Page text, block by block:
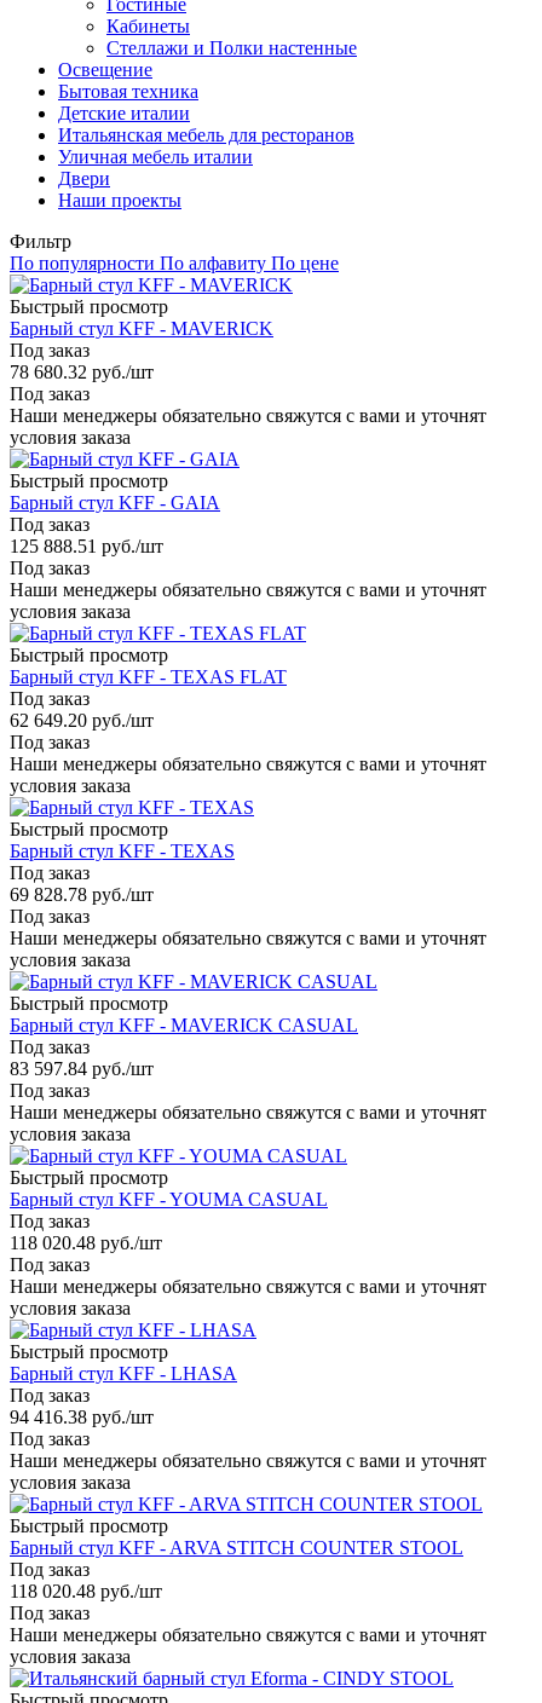
Кабинеты
Стеллажи и Полки настенные
Освещение
Бытовая техника
Детские италии
Итальянская мебель для ресторанов
Уличная мебель италии
Двери
Наши проекты
Фильтр
По популярности По алфавиту По цене
Быстрый просмотр
Барный стул KFF - MAVERICK
Под заказ
78 680.32 руб./шт
Под заказ
Наши менеджеры обязательно свяжутся с вами и уточнят
условия заказа
Быстрый просмотр
Барный стул KFF - GAIA
Под заказ
125 888.51 руб./шт
Под заказ
Наши менеджеры обязательно свяжутся с вами и уточнят
условия заказа
Быстрый просмотр
Барный стул KFF - TEXAS FLAT
Под заказ
62 649.20 руб./шт
Под заказ
Наши менеджеры обязательно свяжутся с вами и уточнят
условия заказа
Быстрый просмотр
Барный стул KFF - TEXAS
Под заказ
69 828.78 руб./шт
Под заказ
Наши менеджеры обязательно свяжутся с вами и уточнят
условия заказа
Быстрый просмотр
Барный стул KFF - MAVERICK CASUAL
Под заказ
83 597.84 руб./шт
Под заказ
Наши менеджеры обязательно свяжутся с вами и уточнят
условия заказа
Быстрый просмотр
Барный стул KFF - YOUMA CASUAL
Под заказ
118 020.48 руб./шт
Под заказ
Наши менеджеры обязательно свяжутся с вами и уточнят
условия заказа
Быстрый просмотр
Барный стул KFF - LHASA
Под заказ
94 416.38 руб./шт
Под заказ
Наши менеджеры обязательно свяжутся с вами и уточнят
условия заказа
Быстрый просмотр
Барный стул KFF - ARVA STITCH COUNTER STOOL
Под заказ
118 020.48 руб./шт
Под заказ
Наши менеджеры обязательно свяжутся с вами и уточнят
условия заказа